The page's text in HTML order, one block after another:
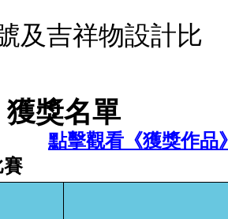
及吉祥物設計比
獲獎名單
點擊觀看《獲獎作品